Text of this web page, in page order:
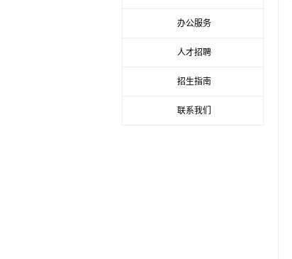
办公服务
人才招聘
招生指南
联系我们